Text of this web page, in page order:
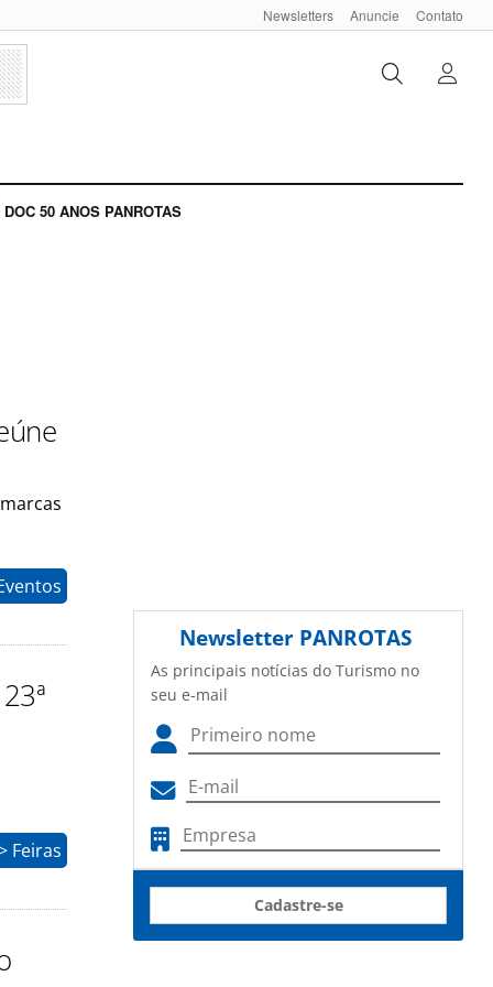
Newsletters Anuncie Contato
DOC 50 ANOS PANROTAS
Feiras
Newsletter PANROTAS
As principais notícias do Turismo no
seu e-mail
Cadastre-se